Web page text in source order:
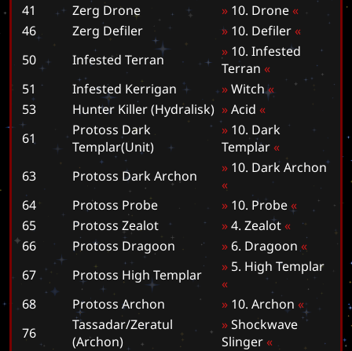
41
Zerg Drone » 10. Drone«
46
Zerg Defiler » 10. Defiler«
50
Infested Terran » 10. Infested
Terran «
51
Infested Kerrigan »Witch«
53
Hunter Killer (Hydralisk) »Acid «
61
Protoss Dark
Templar(Unit)
» 10. Dark
Templar«
63
Protoss Dark Archon » 10. DarkArchon
«
64
Protoss Probe » 10. Probe«
65
Protoss Zealot »4. Zealot«
66
Protoss Dragoon » 6. Dragoon «
67
Protoss High Templar » 5. High Templar
«
68
Protoss Archon » 10. Archon «
76
Tassadar/Zeratul
(Archon)
»Shockwave
Slinger«